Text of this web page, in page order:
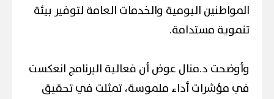
المواطنين اليومية والخدمات العامة لتوفير بيئة
تنموية مستدامة.
وأوضحت د.منال عوض أن فعالية البرنامج انعكست
في مؤشرات أداء ملموسة، تمثلت في تحقيق